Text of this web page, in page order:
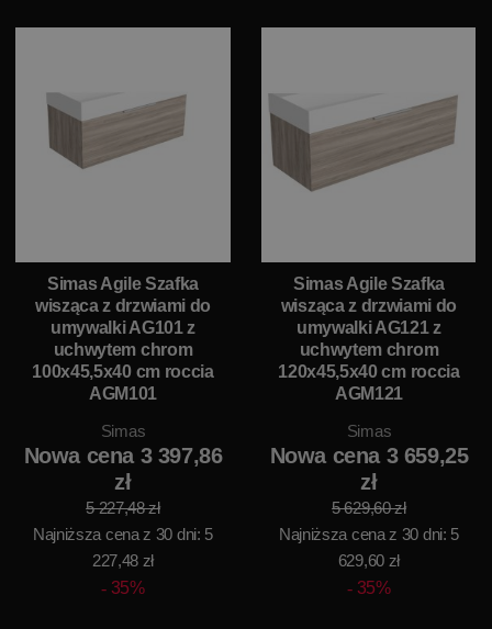
Simas Agile Szafka
wisząca z drzwiami do
umywalki AG101 z
uchwytem chrom
100x45,5x40 cm roccia
AGM101
Simas
Nowa cena 3 397,86
zł
5 227,48 zł
Najniższa cena z 30 dni: 5
227,48 zł
35%
Simas Agile Szafka
wisząca z drzwiami do
umywalki AG121 z
uchwytem chrom
120x45,5x40 cm roccia
AGM121
Simas
Nowa cena 3 659,25
zł
5 629,60 zł
Najniższa cena z 30 dni: 5
629,60 zł
35%